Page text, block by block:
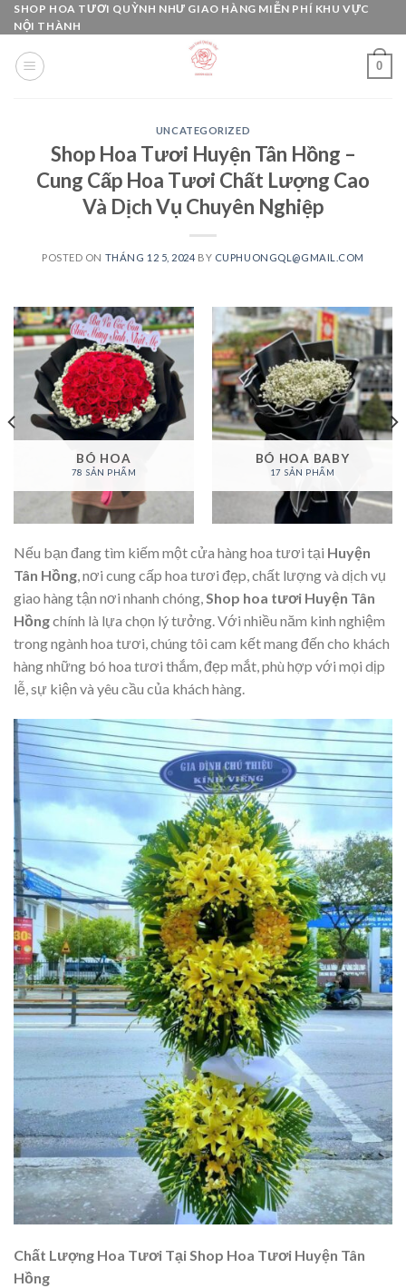
Skip
to
content
SHOP HOA TƯƠI QUỲNH NHƯ GIAO HÀNG MIỄN PHÍ KHU VỰC
NỘI THÀNH
0
UNCATEGORIZED
Shop Hoa Tươi Huyện Tân Hồng –
Cung Cấp Hoa Tươi Chất Lượng Cao
Và Dịch Vụ Chuyên Nghiệp
POSTED ON THÁNG 12 5, 2024 BY CUPHUONGQL@GMAIL.COM
BÓ HOA
78 SẢN PHẨM
BÓ HOA BABY
17 SẢN PHẨM
Nếu bạn đang tìm kiếm một cửa hàng hoa tươi tại Huyện
Tân Hồng, nơi cung cấp hoa tươi đẹp, chất lượng và dịch vụ
giao hàng tận nơi nhanh chóng,Shop hoa tươi Huyện Tân
Hồngchính là lựa chọn lý tưởng. Với nhiều năm kinh nghiệm
trong ngành hoa tươi, chúng tôi cam kết mang đến cho khách
hàng những bó hoa tươi thắm, đẹp mắt, phù hợp với mọi dịp
lễ, sự kiện và yêu cầu của khách hàng.
Chất Lượng Hoa Tươi Tại Shop Hoa Tươi Huyện Tân
Hồng